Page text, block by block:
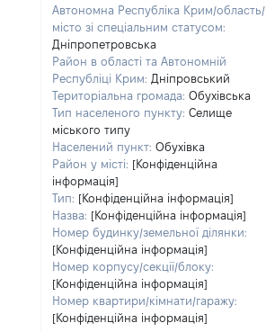
Автономна Республіка Крим/область/
місто зі спеціальним статусом:
Дніпропетровська
Район в області та Автономній
Республіці Крим: Дніпровський
Територіальна громада: Обухівська
Тип населеного пункту: Селище
міського типу
Населений пункт: Обухівка
Район у місті: [Конфіденційна
інформація]
Тип: [Конфіденційна інформація]
Назва: [Конфіденційна інформація]
Номер будинку/земельної ділянки:
[Конфіденційна інформація]
Номер корпусу/секції/блоку:
[Конфіденційна інформація]
Номер квартири/кімнати/гаражу:
[Конфіденційна інформація]